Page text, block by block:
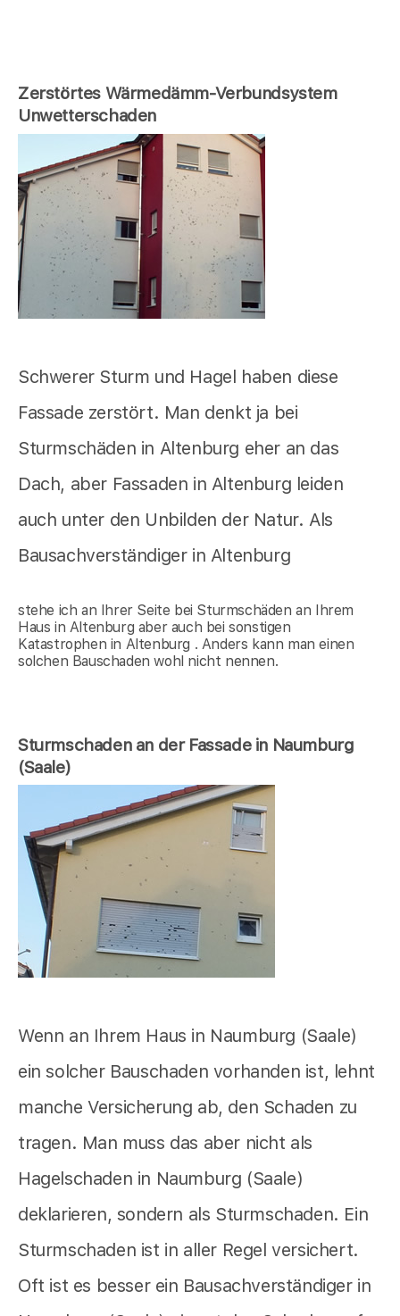
Zerstörtes Wärmedämm-Verbundsystem
Unwetterschaden
Schwerer Sturm und Hagel haben diese
Fassade zerstört. Man denkt ja bei
Sturmschäden in Altenburg eher an das
Dach, aber Fassaden in Altenburg leiden
auch unter den Unbilden der Natur. Als
Bausachverständiger in Altenburg
stehe ich an Ihrer Seite bei Sturmschäden an Ihrem
Haus in Altenburg aber auch bei sonstigen
Katastrophen in Altenburg . Anders kann man einen
solchen Bauschaden wohl nicht nennen.
Sturmschaden an der Fassade in Naumburg
(Saale)
Wenn an Ihrem Haus in Naumburg (Saale)
ein solcher Bauschaden vorhanden ist, lehnt
manche Versicherung ab, den Schaden zu
tragen. Man muss das aber nicht als
Hagelschaden in Naumburg (Saale)
deklarieren, sondern als Sturmschaden. Ein
Sturmschaden ist in aller Regel versichert.
Oft ist es besser ein Bausachverständiger in